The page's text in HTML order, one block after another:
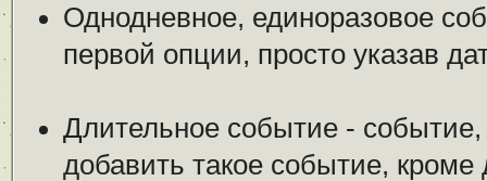
Однодневное, единоразовое
первой опции, просто указав
Длительное событие -
добавить такое событие,